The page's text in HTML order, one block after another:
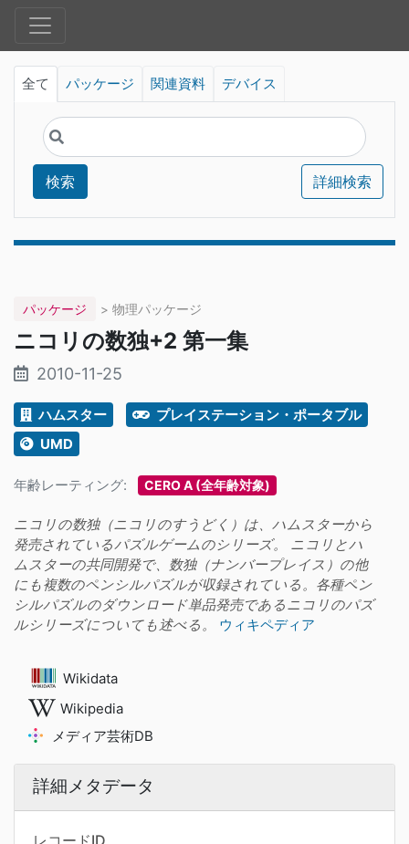
全て パッケージ 関連資料 デバイス
検索 詳細検索
パッケージ > 物理パッケージ
ニコリの数独+2 第一集
2010-11-25
ハムスター
プレイステーション・ポータブル
UMD
年齢レーティング: CERO A (全年齢対象)
ニコリの数独（ニコリのすうどく）は、ハムスターから
発売されているパズルゲームのシリーズ。 ニコリとハ
ムスターの共同開発で、数独（ナンバープレイス）の他
にも複数のペンシルパズルが収録されている。各種ペン
シルパズルのダウンロード単品発売であるニコリのパズ
ルシリーズについても述べる。
ウィキペディア
Wikidata
Wikipedia
メディア芸術DB
詳細メタデータ
レコードID